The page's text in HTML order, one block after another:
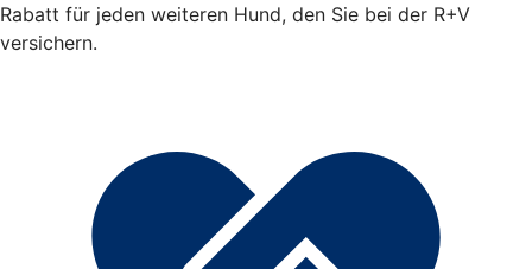
Rabatt für jeden weiteren Hund, den Sie bei der R+V
versichern.